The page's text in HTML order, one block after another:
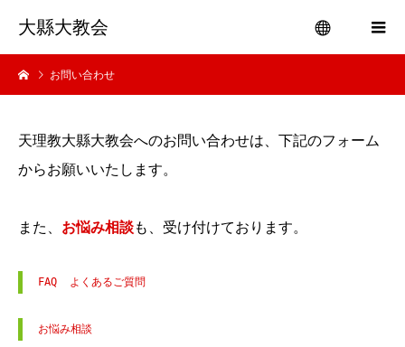
大縣大教会
お問い合わせ
天理教大縣大教会へのお問い合わせは、下記のフォーム
からお願いいたします。
また、 お悩み相談も、受け付けております。
FAQ  よくあるご質問
お悩み相談